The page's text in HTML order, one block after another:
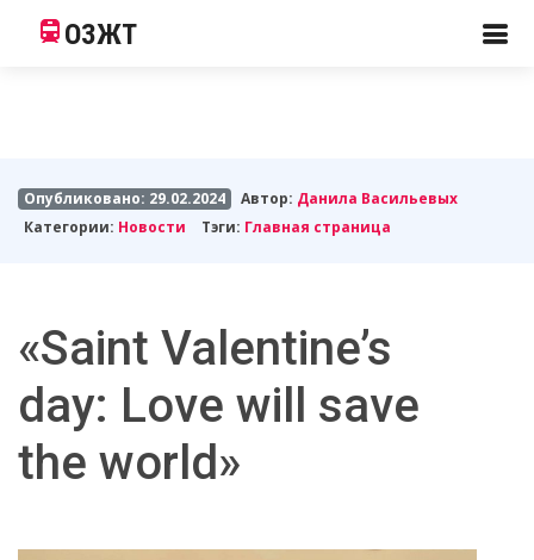
ОЗЖТ
Опубликовано: 29.02.2024 Автор: Данила Васильевых
Категории: Новости Тэги: Главная страница
«Saint Valentine’s
day: Love will save
the world»